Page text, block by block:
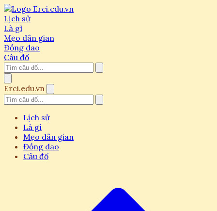
Lịch sử
Là gì
Mẹo dân gian
Đồng dao
Câu đố
Erci.edu.vn
Lịch sử
Là gì
Mẹo dân gian
Đồng dao
Câu đố